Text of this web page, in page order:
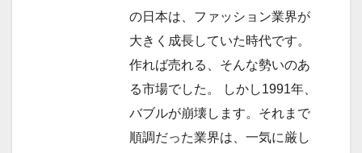
の日本は、ファッション業界が
大きく成長していた時代です。
作れば売れる、そんな勢いのあ
る市場でした。 しかし1991年、
バブルが崩壊します。それまで
順調だった業界は、一気に厳し